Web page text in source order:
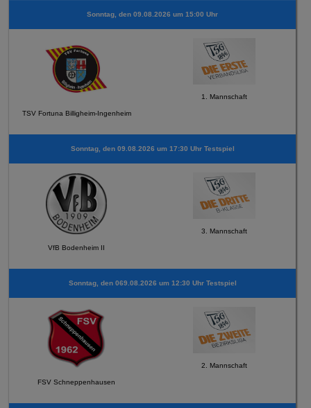
Sonntag, den 09.08.2026 um 15:00 Uhr
TSV Fortuna Billigheim-Ingenheim
1. Mannschaft
Sonntag, den 09.08.2026 um 17:30 Uhr Testspiel
VfB Bodenheim II
3. Mannschaft
Sonntag, den 069.08.2026 um 12:30 Uhr Testspiel
FSV Schneppenhausen
2. Mannschaft